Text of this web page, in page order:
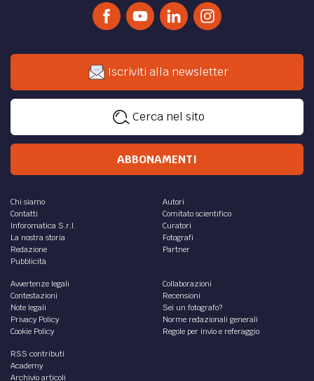
Iscriviti alla newsletter
Cerca nel sito
ABBONAMENTI
Chi siamo
Contatti
Inforomatica S.r.l.
La nostra storia
Redazione
Pubblicità
Autori
Comitato scientifico
Curatori
Fotografi
Partner
Avvertenze legali
Contestazioni
Note legali
Privacy Policy
Cookie Policy
Collaborazioni
Recensioni
Sei un fotografo?
Norme redazionali generali
Regole per invio e referaggio
RSS contributi
Academy
Archivio articoli